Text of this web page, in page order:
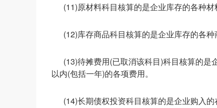
(11)原材料科目核算的是企业库存的各种材
(12)库存商品科目核算的是企业库存的各种
(13)待摊费用(已取消该科目)科目核算的
以内(包括一年)的各项费用。
(14)长期债权投资科目核算的是企业购入